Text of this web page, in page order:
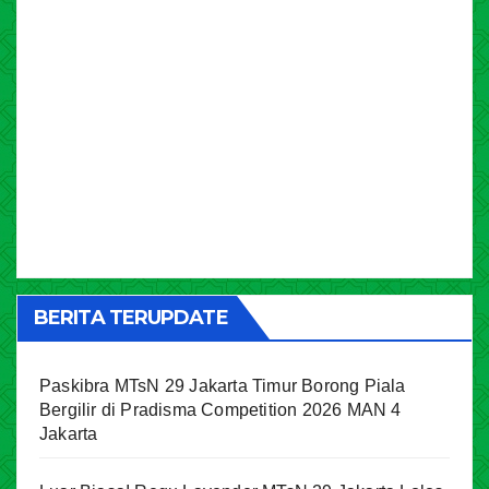
BERITA TERUPDATE
Paskibra MTsN 29 Jakarta Timur Borong Piala
Bergilir di Pradisma Competition 2026 MAN 4
Jakarta